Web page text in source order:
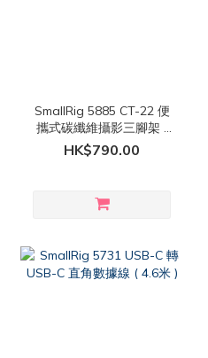
SmallRig 5885 CT-22 便
攜式碳纖維攝影三腳架 (
運動相機 適用 )
HK$790.00